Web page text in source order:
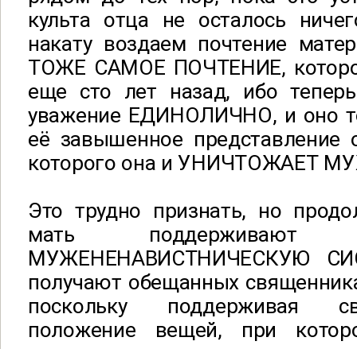
культа отца не осталось
накату воздаем почтение
ТОЖЕ САМОЕ ПОЧТЕНИЕ,
еще сто лет назад, ибо
уважение ЕДИНОЛИЧНО, и оно
её завышенное
которого она и УНИЧТОЖАЕТ
Это трудно признать, но
мать
МУЖЕНЕНАВИСТНИЧЕСКУЮ
получают обещанных
поскольку поддерживая
положение вещей, при